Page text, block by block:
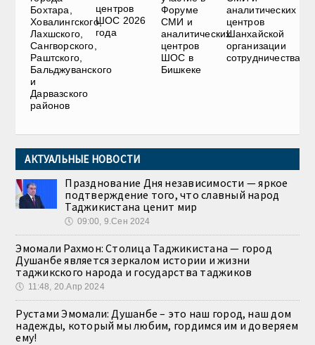
Бохтара,
Ховалингского,
Лахшского,
Сангворского,
Раштского,
Бальджуванского
и
Дарвазского
районов
центров
ШОС 2026
года
Форуме
СМИ и
аналитических
центров
ШОС в
Бишкеке
аналитических
центров
Шанхайской
организации
сотрудничества
АКТУАЛЬНЫЕ НОВОСТИ
Празднование Дня независимости — яркое
подтверждение того, что славный народ
Таджикистана ценит мир
🕔 09:00, 9.Сен 2024
Эмомали Рахмон: Столица Таджикистана — город
Душанбе является зеркалом истории и жизни
таджикского народа и государства таджиков
🕔 11:48, 20.Апр 2024
Рустами Эмомали: Душанбе – это наш город, наш дом
надежды, который мы любим, гордимся им и доверяем
ему!